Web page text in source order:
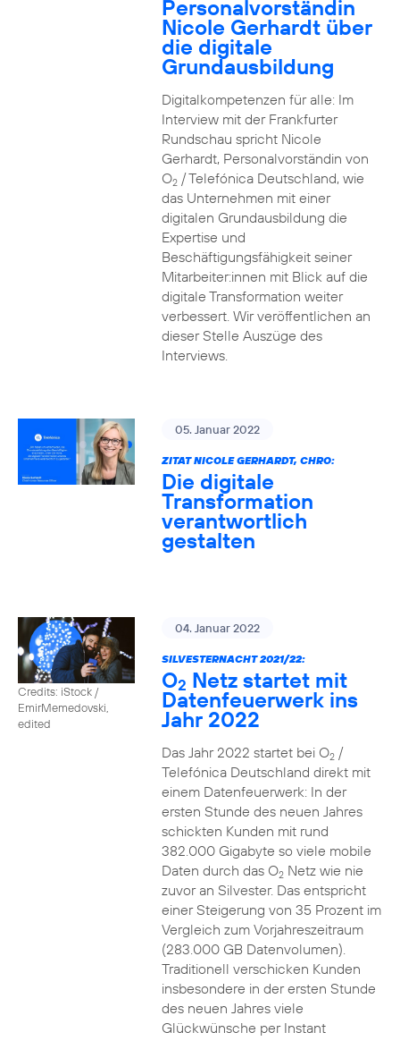
Personalvorständin
Nicole Gerhardt über
die digitale
Grundausbildung
Digitalkompetenzen für alle: Im
Interview mit der Frankfurter
Rundschau spricht Nicole
Gerhardt, Personalvorständin von
O2/ Telefónica Deutschland, wie
das Unternehmen mit einer
digitalen Grundausbildung die
Expertise und
Beschäftigungsfähigkeit seiner
Mitarbeiter:innen mit Blick auf die
digitale Transformation weiter
verbessert. Wir veröffentlichen an
dieser Stelle Auszüge des
Interviews.
05. Januar 2022
ZITAT NICOLE GERHARDT, CHRO:
Die digitale
Transformation
verantwortlich
gestalten
Credits: iStock /
EmirMemedovski,
edited
04. Januar 2022
SILVESTERNACHT 2021/22:
O2 Netz startet mit
Datenfeuerwerk ins
Jahr 2022
Das Jahr 2022 startet bei O2/
Telefónica Deutschland direkt mit
einem Datenfeuerwerk: In der
ersten Stunde des neuen Jahres
schickten Kunden mit rund
382.000 Gigabyte so viele mobile
Daten durch das O2Netz wie nie
zuvor an Silvester. Das entspricht
einer Steigerung von 35 Prozent im
Vergleich zum Vorjahreszeitraum
(283.000 GB Datenvolumen).
Traditionell verschicken Kunden
insbesondere in der ersten Stunde
des neuen Jahres viele
Glückwünsche per Instant